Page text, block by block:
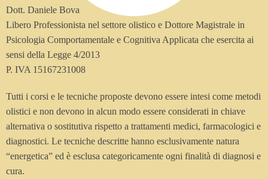
Dott. Daniele Bova
Libero Professionista nel settore olistico e Dottore Magistrale in
Psicologia Comportamentale e Cognitiva Applicata che esercita ai
sensi della Legge 4/2013
P. IVA 15167231008
Tutti i corsi e le tecniche proposte devono essere intesi come metodi
olistici e non devono in alcun modo essere considerati in chiave
alternativa o sostitutiva rispetto a trattamenti medici, farmacologici e
diagnostici. Le tecniche descritte hanno esclusivamente natura
“energetica” ed è esclusa categoricamente ogni finalità di diagnosi e
cura.